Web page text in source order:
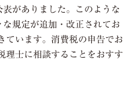
がありました。このような
規定が追加・改正されてお
ています。消費税の申告でお
理士に相談することをおすす